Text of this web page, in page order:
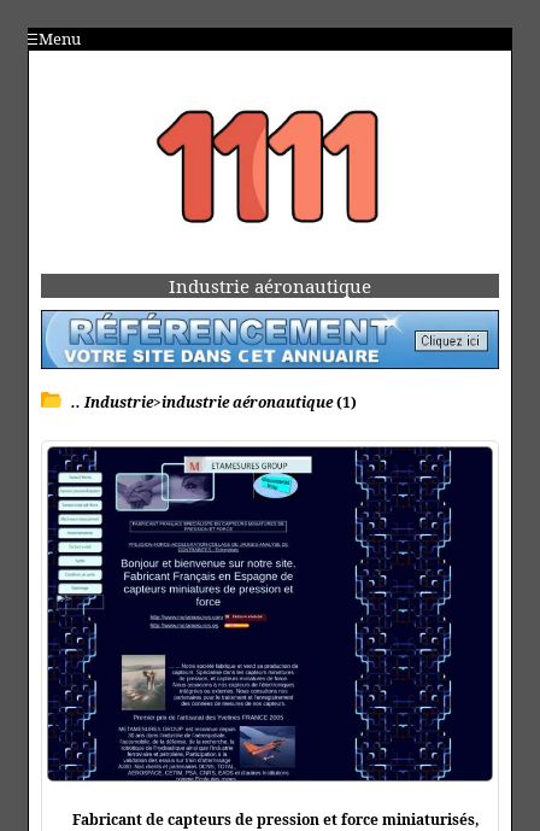
Menu
Industrie aéronautique
.. Industrie>industrie aéronautique(1)
Fabricant de capteurs de pression et force miniaturisés,